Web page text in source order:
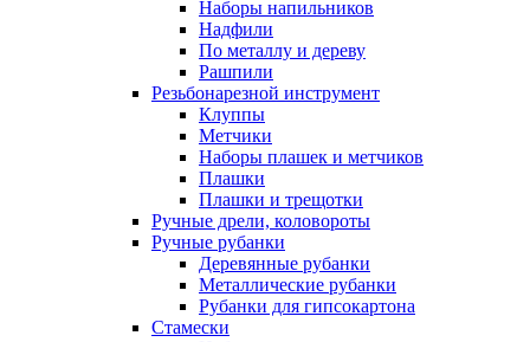
Наборы напильников
Надфили
По металлу и дереву
Рашпили
Резьбонарезной инструмент
Клуппы
Метчики
Наборы плашек и метчиков
Плашки
Плашки и трещотки
Ручные дрели, коловороты
Ручные рубанки
Деревянные рубанки
Металлические рубанки
Рубанки для гипсокартона
Стамески